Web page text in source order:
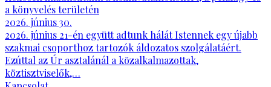
a könyvelés területén
2026. június 30.
2026. június 21-én együtt adtunk hálát Istennek egy újabb
szakmai csoporthoz tartozók áldozatos szolgálatáért.
Ezúttal az Úr asztalánál a közalkalmazottak,
köztisztviselők,…